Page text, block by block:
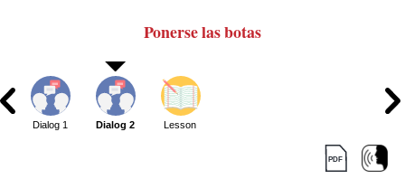
Ponerse las botas
Dialog 1 Dialog 2 Lesson